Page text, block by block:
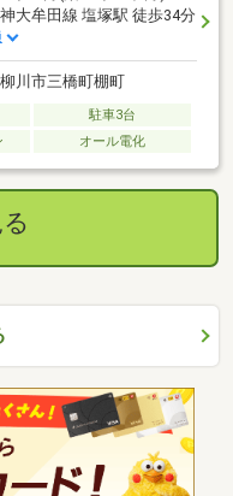
大牟田線 塩塚駅 徒歩34分
川市三橋町棚町
駐車3台
オール電化